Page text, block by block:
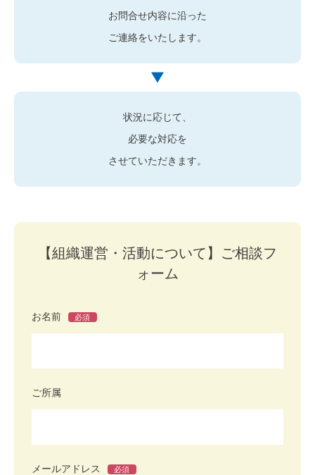
お問合せ内容に沿った
ご連絡をいたします。
状況に応じて、
必要な対応を
させていただきます。
【組織運営・活動について】ご相談フ
ォーム
お名前 必須
ご所属
メールアドレス 必須